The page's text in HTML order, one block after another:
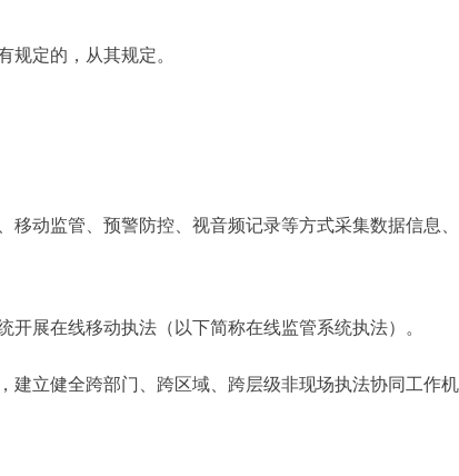
规定的，从其规定。
移动监管、预警防控、视音频记录等方式采集数据信息、
展在线移动执法（以下简称在线监管系统执法）。
建立健全跨部门、跨区域、跨层级非现场执法协同工作机